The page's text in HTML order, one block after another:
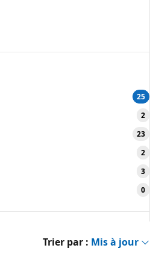
25
2
23
2
3
0
Trier par : Mis à jour